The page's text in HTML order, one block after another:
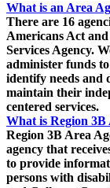
What is an Area
There are 16
Americans Act
Services Agency.
administer funds
identify needs and
maintain their
centered services.
What is Region 3B
Region 3B Area
agency that
to provide
persons with